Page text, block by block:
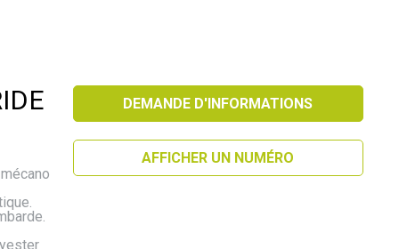
DEMANDE D'INFORMATIONS
AFFICHER UN NUMÉRO